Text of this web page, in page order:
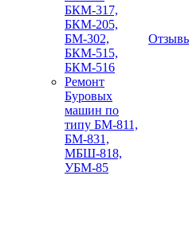
БКМ-317,
БКМ-205,
БМ-302,
БКМ-515,
БКМ-516
Ремонт
Буровых
машин по
типу БМ-811,
БМ-831,
МБШ-818,
УБМ-85